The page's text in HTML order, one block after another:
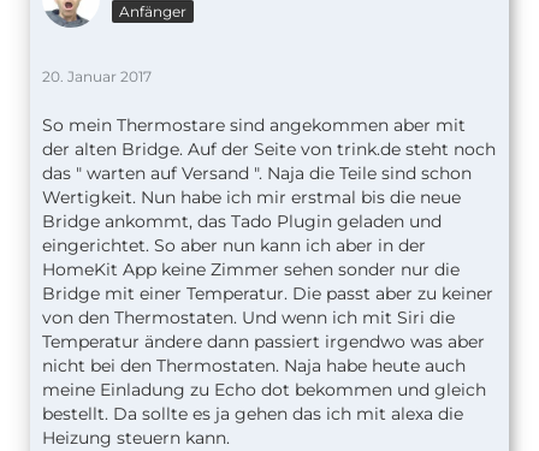
Anfänger
20. Januar 2017
So mein Thermostare sind angekommen aber mit
der alten Bridge. Auf der Seite von trink.de steht noch
das " warten auf Versand ". Naja die Teile sind schon
Wertigkeit. Nun habe ich mir erstmal bis die neue
Bridge ankommt, das Tado Plugin geladen und
eingerichtet. So aber nun kann ich aber in der
HomeKit App keine Zimmer sehen sonder nur die
Bridge mit einer Temperatur. Die passt aber zu keiner
von den Thermostaten. Und wenn ich mit Siri die
Temperatur ändere dann passiert irgendwo was aber
nicht bei den Thermostaten. Naja habe heute auch
meine Einladung zu Echo dot bekommen und gleich
bestellt. Da sollte es ja gehen das ich mit alexa die
Heizung steuern kann.